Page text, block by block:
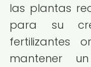
las plantas
para su
fertilizantes
mantener